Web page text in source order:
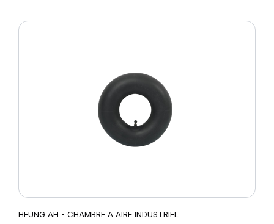
HEUNG AH - CHAMBRE A AIRE INDUSTRIEL